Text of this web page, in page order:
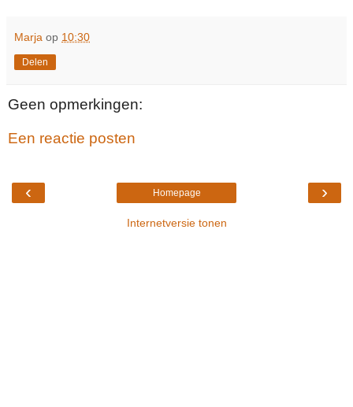
Marja op 10:30
Delen
Geen opmerkingen:
Een reactie posten
‹ ›
Homepage
Internetversie tonen